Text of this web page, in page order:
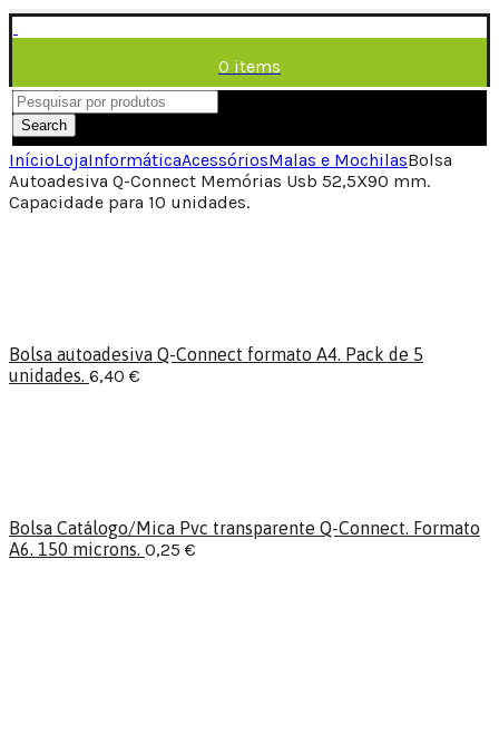
0 items
/ 0,00€
Menu
Search
InícioLojaInformáticaAcessóriosMalas e MochilasBolsa
Autoadesiva Q-Connect Memórias Usb 52,5X90 mm.
Capacidade para 10 unidades.
Bolsa autoadesiva Q-Connect formato A4. Pack de 5
unidades. 6,40 €
Bolsa Catálogo/Mica Pvc transparente Q-Connect. Formato
A6. 150 microns. 0,25 €